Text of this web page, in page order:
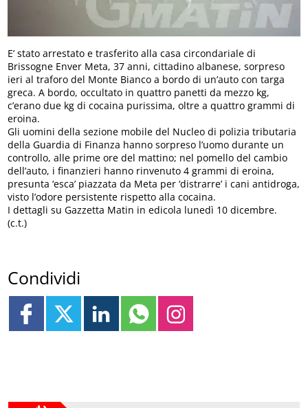
E’ stato arrestato e trasferito alla casa circondariale di
Brissogne Enver Meta, 37 anni, cittadino albanese, sorpreso
ieri al traforo del Monte Bianco a bordo di un’auto con targa
greca. A bordo, occultato in quattro panetti da mezzo kg,
c’erano due kg di cocaina purissima, oltre a quattro grammi di
eroina.
Gli uomini della sezione mobile del Nucleo di polizia tributaria
della Guardia di Finanza hanno sorpreso l’uomo durante un
controllo, alle prime ore del mattino; nel pomello del cambio
dell’auto, i finanzieri hanno rinvenuto 4 grammi di eroina,
presunta ‘esca’ piazzata da Meta per ‘distrarre’ i cani antidroga,
visto l’odore persistente rispetto alla cocaina.
I dettagli su Gazzetta Matin in edicola lunedì 10 dicembre.
(c.t.)
Condividi